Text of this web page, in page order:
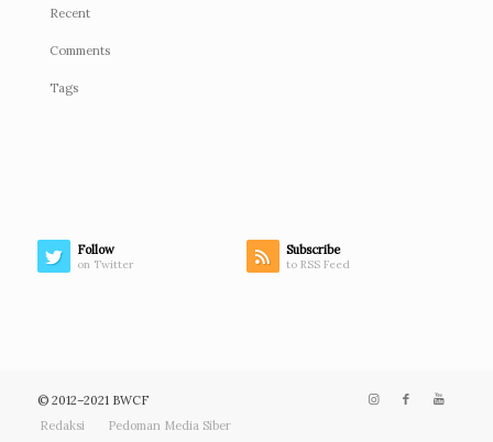
Recent
Comments
Tags
Follow
on Twitter
Subscribe
to RSS Feed
© 2012–2021 BWCF
Redaksi
Pedoman Media Siber